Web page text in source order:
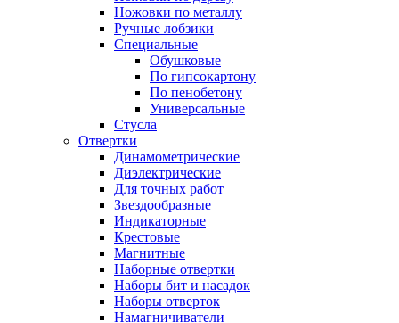
Ножовки по металлу
Ручные лобзики
Специальные
Обушковые
По гипсокартону
По пенобетону
Универсальные
Стусла
Отвертки
Динамометрические
Диэлектрические
Для точных работ
Звездообразные
Индикаторные
Крестовые
Магнитные
Наборные отвертки
Наборы бит и насадок
Наборы отверток
Намагничиватели